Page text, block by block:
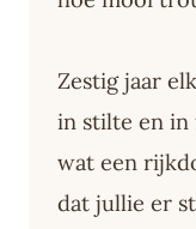
Zestig jaar
in stilte en in
wat een
dat jullie er